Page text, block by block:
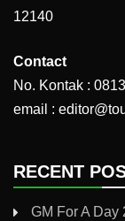
12140
Contact
No. Kontak :
email :
RECENT
GM For A Day